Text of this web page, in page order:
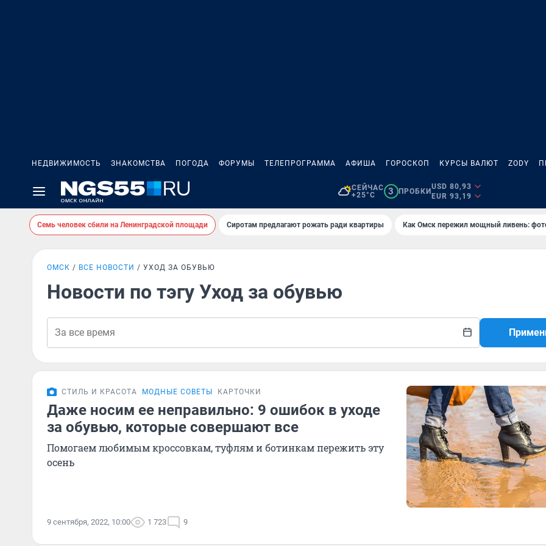
НЕДВИЖИМОСТЬ ЗНАКОМСТВА ПОГОДА ФОРУМЫ ТЕЛЕПРОГРАММА АФИША ГОРОСКОП КУРСЫ ВАЛЮТ ZODY
СЕЙЧАС
+25°C
3 ПРОБКИ
USD 80,93
EUR 93,19
Семь человек сбили на Ленинградской площади Сиротам предлагают рожать ради квартиры Как Омск пережил мощный ливень:
ОМСК ВСЕ НОВОСТИ УХОД ЗА ОБУВЬЮ
Новости по тэгу Уход за обувью
СТИЛЬ И КРАСОТА МОДНЫЕ СОВЕТЫ КАРТОЧКИ
Даже носим ее неправильно: 9 ошибок в уходе
за обувью, которые совершают все
Помогаем любимым кроссовкам, туфлям и ботинкам пережить эту
осень
9 сентября, 2022, 10:00 1 723 9